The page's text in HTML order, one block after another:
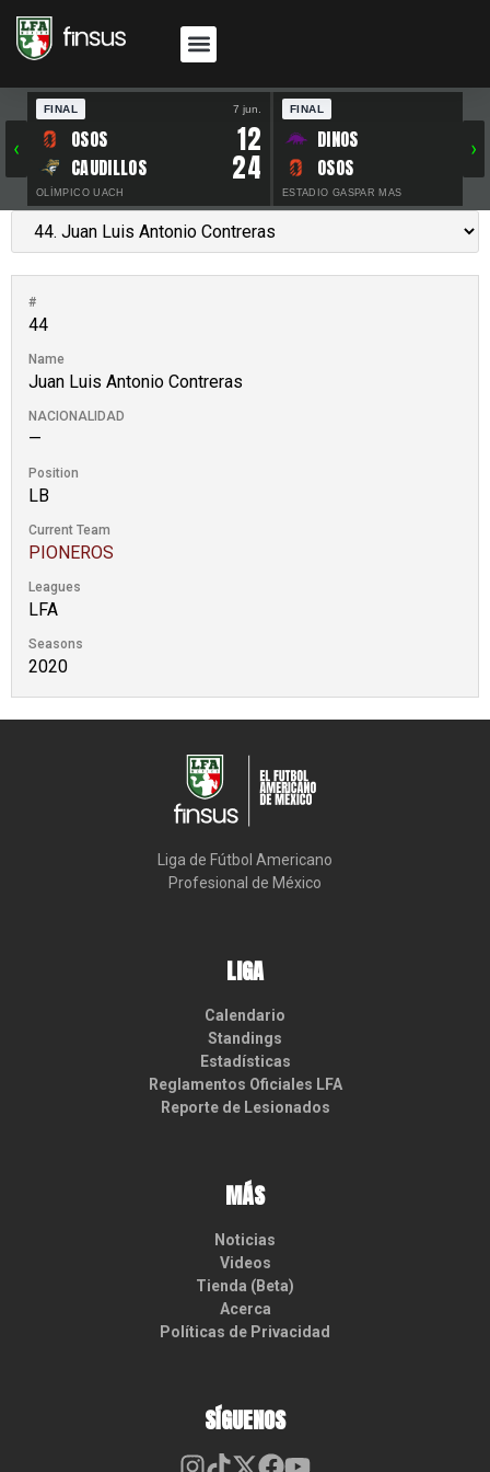
‹
FINAL 7 jun.
OSOS 12
CAUDILLOS 24
OLÍMPICO UACH
FINAL
DINOS
OSOS
ESTADIO GASPAR MAS
›
#
44
Name
Juan Luis Antonio Contreras
NACIONALIDAD
—
Position
LB
Current Team
PIONEROS
Leagues
LFA
Seasons
2020
Liga de Fútbol Americano
Profesional de México
LIGA
Calendario
Standings
Estadísticas
Reglamentos Oficiales LFA
Reporte de Lesionados
MÁS
Noticias
Videos
Tienda (Beta)
Acerca
Políticas de Privacidad
SÍGUENOS